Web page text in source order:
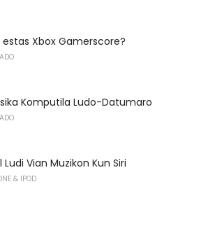
estas Xbox Gamerscore?
Komputila Ludo-Datumaro
Ludi Vian Muzikon Kun Siri
& IPOD